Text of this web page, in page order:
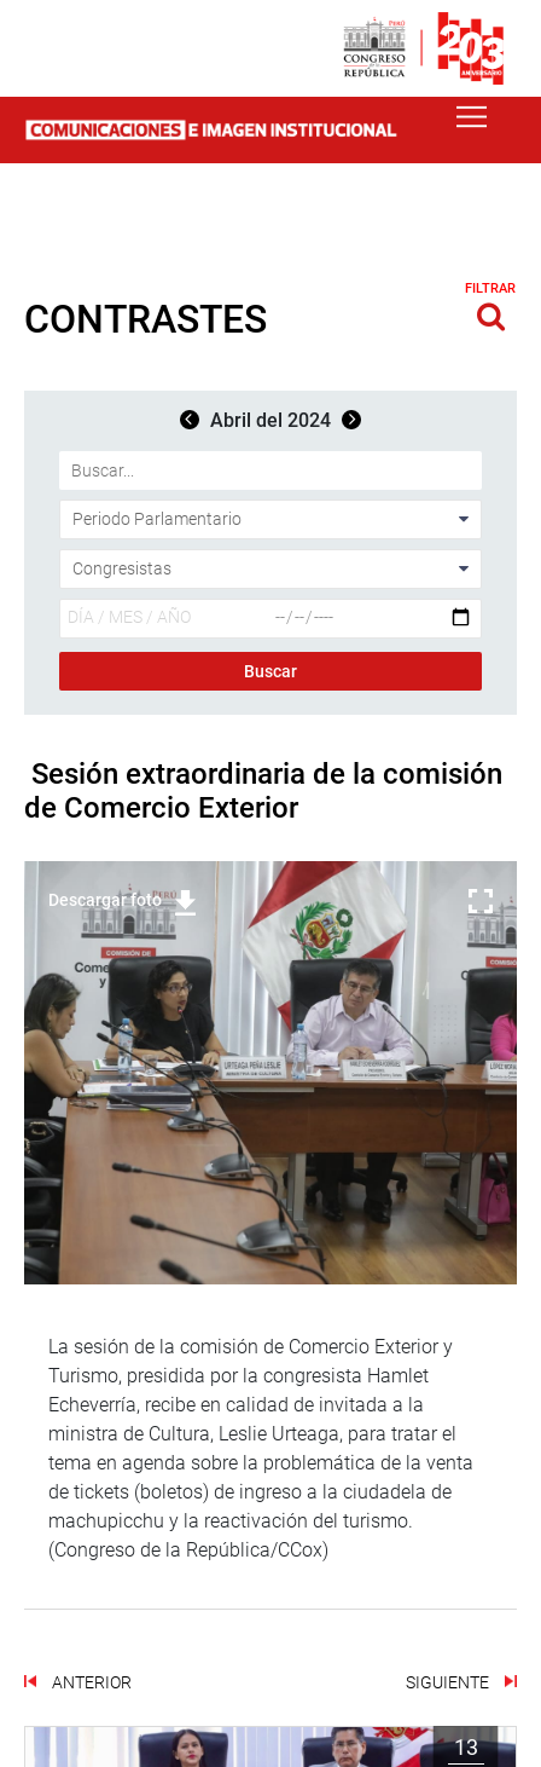
CONTRASTES
FILTRAR
Abril del 2024
Sesión extraordinaria de la comisión
de Comercio Exterior
Descargar foto
La sesión de la comisión de Comercio Exterior y
Turismo, presidida por la congresista Hamlet
Echeverría, recibe en calidad de invitada a la
ministra de Cultura, Leslie Urteaga, para tratar el
tema en agenda sobre la problemática de la venta
de tickets (boletos) de ingreso a la ciudadela de
machupicchu y la reactivación del turismo.
(Congreso de la República/CCox)
ANTERIOR SIGUIENTE
13